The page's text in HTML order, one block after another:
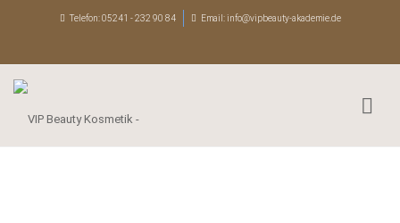
Telefon:05241 - 232 90 84 Email:info@vipbeauty-akademie.de